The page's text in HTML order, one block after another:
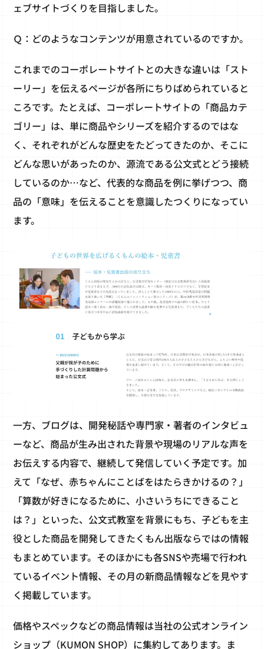
ェブサイトづくりを目指しました。
Ｑ：どのようなコンテンツが用意されているのですか。
これまでのコーポレートサイトとの大きな違いは「スト
ーリー」を伝えるページが各所にちりばめられていると
ころです。たとえば、コーポレートサイトの「商品カテ
ゴリー」は、単に商品やシリーズを紹介するのではな
く、それぞれがどんな歴史をたどってきたのか、そこに
どんな思いがあったのか、源流である公文式とどう接続
しているのか…など、代表的な商品を例に挙げつつ、商
品の「意味」を伝えることを意識したつくりになってい
ます。
一方、ブログは、開発秘話や専門家・著者のインタビュ
ーなど、商品が生み出された背景や現場のリアルな声を
お伝えする内容で、継続して発信していく予定です。加
えて「なぜ、赤ちゃんにことばをはたらきかけるの？」
「算数が好きになるために、小さいうちにできること
は？」といった、公文式教室を背景にもち、子どもを主
役とした商品を開発してきたくもん出版ならではの情報
もまとめています。そのほかにも各SNSや売場で行われ
ているイベント情報、その月の新商品情報などを見やす
く掲載しています。
価格やスペックなどの商品情報は当社の公式オンライン
ショップ（KUMON SHOP）に集約してあります。ま